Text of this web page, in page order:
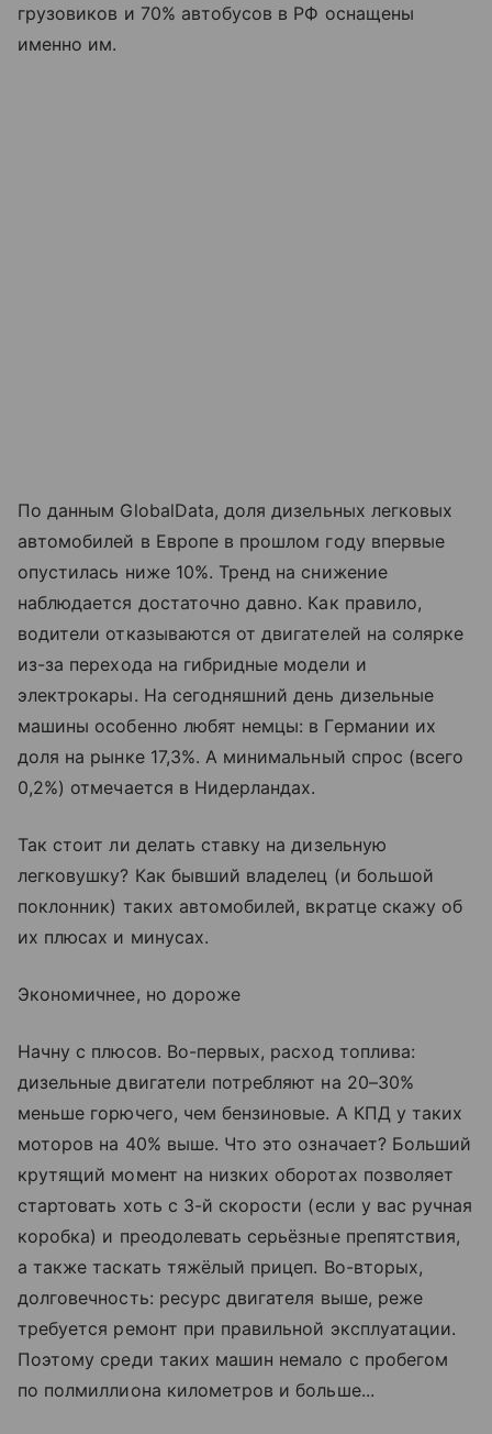
грузовиков и 70% автобусов в РФ оснащены
именно им.
По данным GlobalData, доля дизельных легковых
автомобилей в Европе в прошлом году впервые
опустилась ниже 10%. Тренд на снижение
наблюдается достаточно давно. Как правило,
водители отказываются от двигателей на солярке
из-за перехода на гибридные модели и
электрокары. На сегодняшний день дизельные
машины особенно любят немцы: в Германии их
доля на рынке 17,3%. А минимальный спрос (всего
0,2%) отмечается в Нидерландах.
Так стоит ли делать ставку на дизельную
легковушку? Как бывший владелец (и большой
поклонник) таких автомобилей, вкратце скажу об
их плюсах и минусах.
Экономичнее, но дороже
Начну с плюсов. Во-первых, расход топлива:
дизельные двигатели потребляют на 20–30%
меньше горючего, чем бензиновые. А КПД у таких
моторов на 40% выше. Что это означает? Больший
крутящий момент на низких оборотах позволяет
стартовать хоть с 3-й скорости (если у вас ручная
коробка) и преодолевать серьёзные препятствия,
а также таскать тяжёлый прицеп. Во-вторых,
долговечность: ресурс двигателя выше, реже
требуется ремонт при правильной эксплуатации.
Поэтому среди таких машин немало с пробегом
по полмиллиона километров и больше...